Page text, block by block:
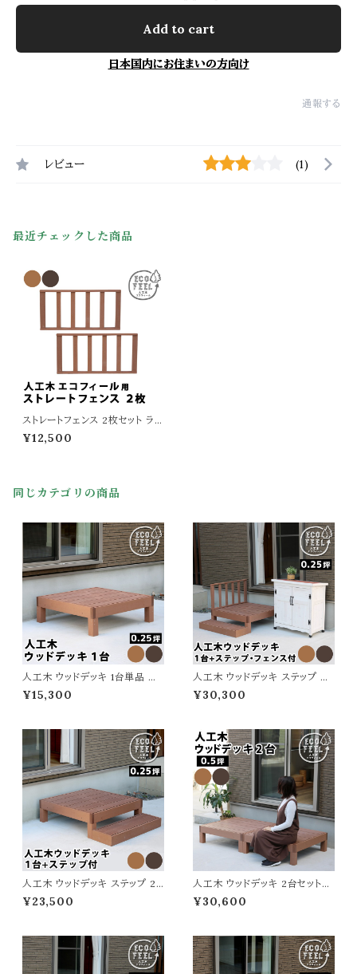
Add to cart
日本国内にお住まいの方向け
通報する
レビュー (1)
最近チェックした商品
ストレートフェンス 2枚セット ライ
トブラウン ダークブラウン 茶色
人工木 ウッドデッキ専用フェンス
ストレートフェンス2個セット 2個
¥12,500
同じカテゴリの商品
人工木 ウッドデッキ 1台単品 幅
90cm 奥行90cm 高さ28cm
ライトブラウン ダークブラウン 茶
め 北欧 デッキ 縁台 工事不要
腐らない 人工木製デッキ 頑丈
縁側 樹脂 DIY ガーデンデッキ
人工木ウッドデッキ
¥15,300
人工木 ウッドデッキ ステップ フ
ェンス 3点セット 幅90cm 奥行
90cm 高さ28cm ライトブラウン
欧 デッキ 縁台 工事不要 腐らな
い 人工木製デッキ 頑丈 縁側 樹
脂 DIY ガーデンデッキ 人工木
ウッドデッキ
¥30,300
人工木 ウッドデッキ ステップ 2
点セット 幅90cm 奥行90cm
高さ28cm ライトブラウン ダーク
デッキ 縁台 工事不要 腐らない
人工木製デッキ 頑丈 縁側 樹脂
DIY ガーデンデッキ 人工木ウッ
¥23,500
人工木 ウッドデッキ 2台セット
幅90cm 奥行90cm 高さ28cm
ライトブラウン ダークブラウン 茶
め 北欧 デッキ 縁台 工事不要
腐らない 人工木製デッキ 頑丈
縁側 樹脂 DIY ガーデンデッキ
¥30,600